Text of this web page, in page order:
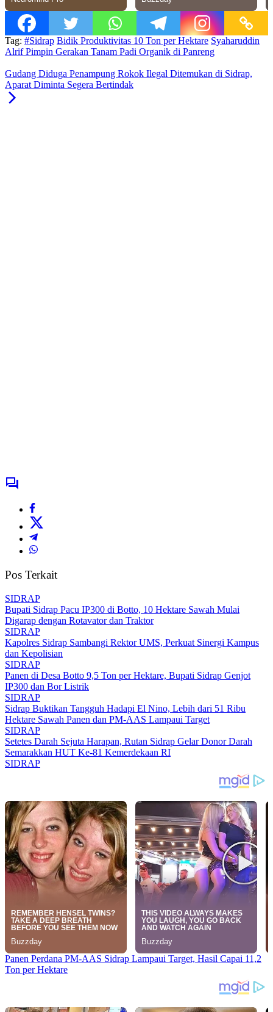
Tag: #Sidrap Bidik Produktivitas 10 Ton per Hektare Syaharuddin
Alrif Pimpin Gerakan Tanam Padi Organik di Panreng
Gudang Diduga Penampung Rokok Ilegal Ditemukan di Sidrap,
Aparat Diminta Segera Bertindak
Pos Terkait
SIDRAP
Bupati Sidrap Pacu IP300 di Botto, 10 Hektare Sawah Mulai
Digarap dengan Rotavator dan Traktor
SIDRAP
Kapolres Sidrap Sambangi Rektor UMS, Perkuat Sinergi Kampus
dan Kepolisian
SIDRAP
Panen di Desa Botto 9,5 Ton per Hektare, Bupati Sidrap Genjot
IP300 dan Bor Listrik
SIDRAP
Sidrap Buktikan Tangguh Hadapi El Nino, Lebih dari 51 Ribu
Hektare Sawah Panen dan PM-AAS Lampaui Target
SIDRAP
Setetes Darah Sejuta Harapan, Rutan Sidrap Gelar Donor Darah
Semarakkan HUT Ke-81 Kemerdekaan RI
SIDRAP
Panen Perdana PM-AAS Sidrap Lampaui Target, Hasil Capai 11,2
Ton per Hektare